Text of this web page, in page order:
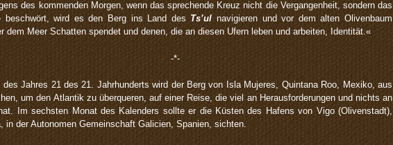
des kommenden Morgen, wenn das sprechende Kreuz nicht die Vergangenheit, sondern das
beschwört, wird es den Berg ins Land des Ts’ul navigieren und vor dem alten Olivenbaum
dem Meer Schatten spendet und denen, die an diesen Ufern leben und arbeiten, Identität.«
-*-
Jahres 21 des 21. Jahrhunderts wird der Berg von Isla Mujeres, Quintana Roo, Mexiko, aus
um den Atlantik zu überqueren, auf einer Reise, die viel an Herausforderungen und nichts an
Im sechsten Monat des Kalenders sollte er die Küsten des Hafens von Vigo (Olivenstadt),
in der Autonomen Gemeinschaft Galicien, Spanien, sichten.